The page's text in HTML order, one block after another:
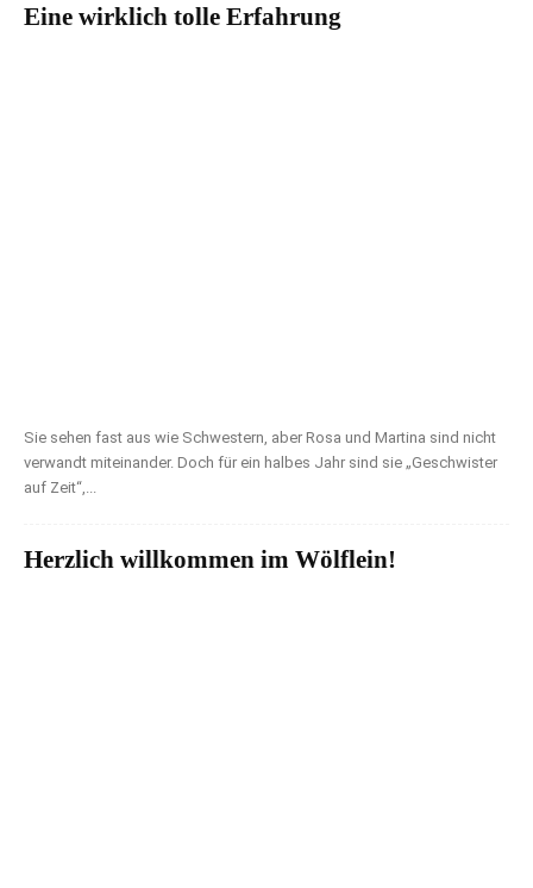
Eine wirklich tolle Erfahrung
Sie sehen fast aus wie Schwestern, aber Rosa und Martina sind nicht
verwandt miteinander. Doch für ein halbes Jahr sind sie „Geschwister
auf Zeit“,...
Herzlich willkommen im Wölflein!